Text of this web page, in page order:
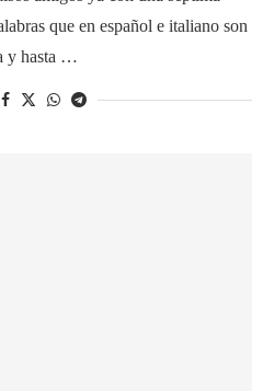
que en español e italiano son
y hasta …